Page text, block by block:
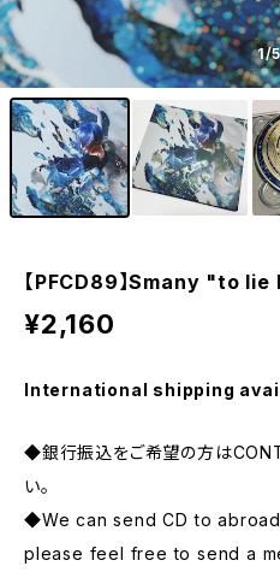
1/
【PFCD89】Smany "to
¥2,160
International shipping
◆銀行振込をご希望の方は
い。
◆We can send CD to
please feel free to send a